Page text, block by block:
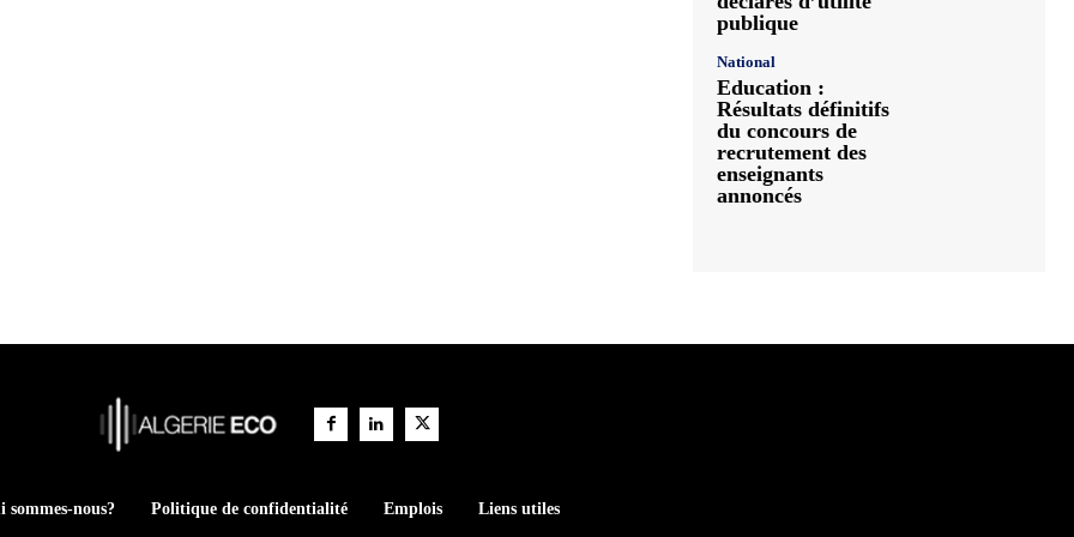
publique
National
Education :
Résultats définitifs
du concours de
recrutement des
enseignants
annoncés
sommes-nous? Politique de confidentialité Emplois Liens utiles